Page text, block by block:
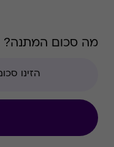
הרשת משלבת מגוון
לכל המשפחה עם
הלבשה תחתונה,
ובישום.
מה סכום המתנה?